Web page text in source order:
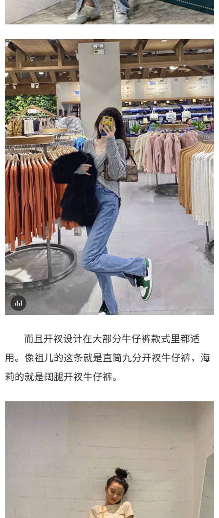
而且开衩设计在大部分牛仔裤款式里都适
用。像祖儿的这条就是直筒九分开衩牛仔裤，海
莉的就是阔腿开衩牛仔裤。